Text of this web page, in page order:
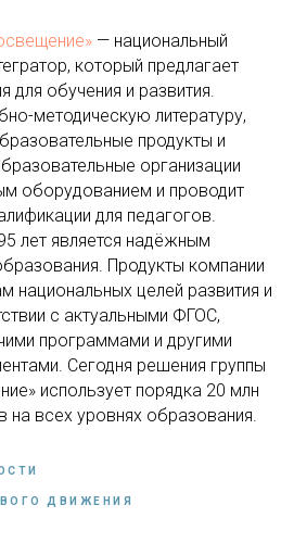
— национальный
который предлагает
для обучения и развития.
методическую литературу,
продукты и
организации
оборудованием и проводит
для педагогов.
лет является надёжным
Продукты компании
национальных целей развития и
с актуальными ФГОС,
программами и другими
Сегодня решения группы
использует порядка 20 млн
на всех уровнях образования.
ДВИЖЕНИЯ